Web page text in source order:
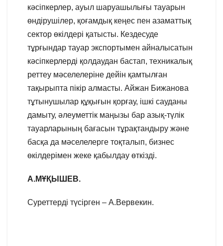
кәсіпкерлер, ауыл шаруашылығы тауарын
өндірушілер, қоғамдық кеңес пен азаматтық
сектор өкілдері қатысты. Кездесуде
тұрғындар тауар экспортымен айналысатын
кәсіпкерлерді қолдаудан бастап, техникалық
реттеу мәселелеріне дейін қамтылған
тақырыпта пікір алмасты. Айжан Бижанова
тұтынушылар құқығын қорғау, ішкі сауданы
дамыту, әлеуметтік маңызы бар азық-түлік
тауарларының бағасын тұрақтандыру және
басқа да мәселелерге тоқталып, бизнес
өкілдерімен жеке қабылдау өткізді.
А.МҰҚЫШЕВ.
Суреттерді түсірген – А.Вервекин.